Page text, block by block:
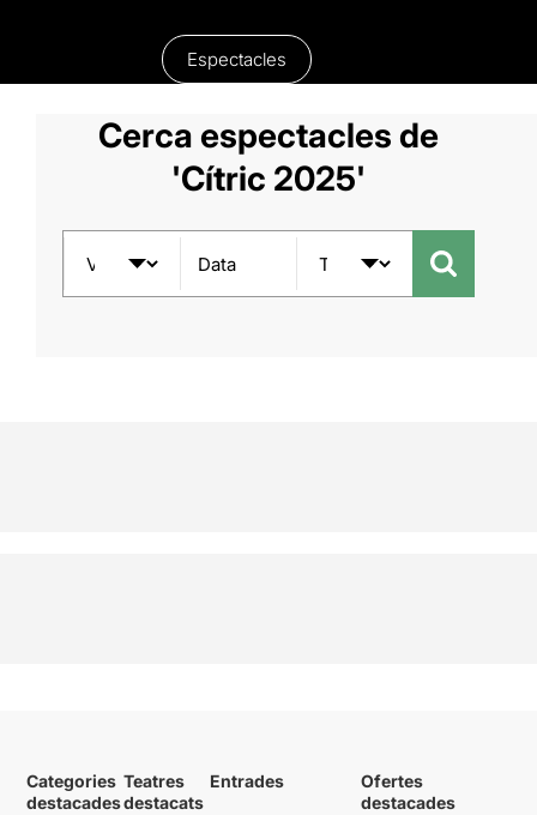
Espectacles
Cerca espectacles de
'Cítric 2025'
Data
Categories
destacades
Teatres
destacats
Entrades
Ofertes
destacades